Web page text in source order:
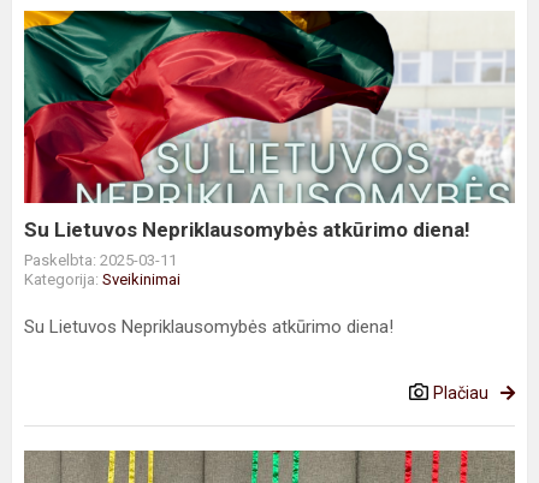
Su
Lietuvos
Nepriklausomybės
atkūrimo
diena!
Su Lietuvos Nepriklausomybės atkūrimo diena!
Paskelbta: 2025-03-11
Kategorija: Sveikinimai
Su Lietuvos Nepriklausomybės atkūrimo diena!
Plačiau
Mokyklos